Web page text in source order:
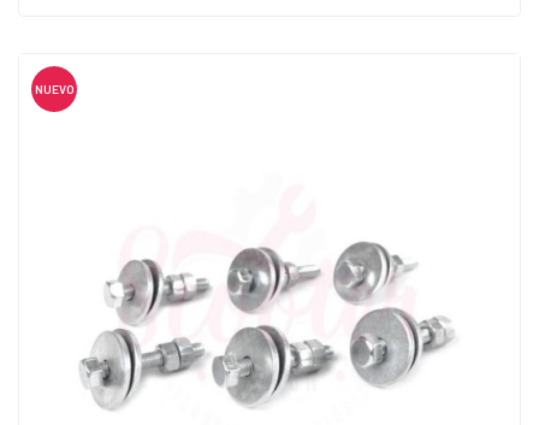
NUEVO